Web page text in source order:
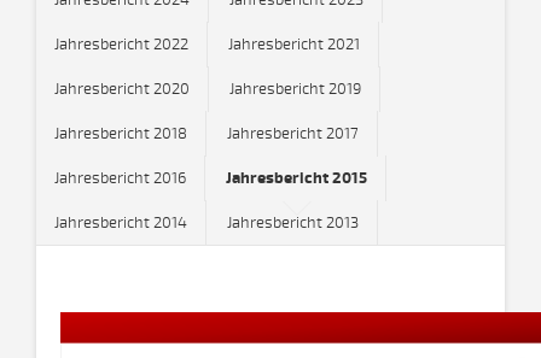
Jahresbericht 2022 Jahresbericht 2021
Jahresbericht 2020 Jahresbericht 2019
Jahresbericht 2018 Jahresbericht 2017
Jahresbericht 2016 Jahresbericht 2015
Jahresbericht 2014 Jahresbericht 2013